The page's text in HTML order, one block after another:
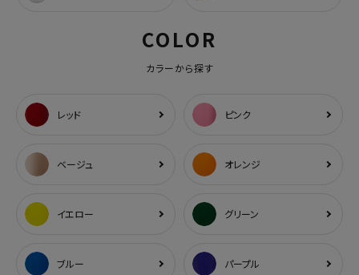
COLOR
カラーから探す
レッド ピンク
ベージュ オレンジ
イエロー グリーン
ブルー パープル